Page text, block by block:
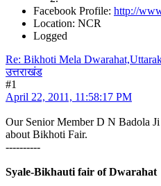
Facebook Profile: http://
Location: NCR
Logged
Re: Bikhoti Mela
उत्तराखंड
#1
April 22, 2011, 11:58:17 PM
Our Senior Member D N Badola
about Bikhoti Fair.
----------
Syale-Bikhauti fair of Dwarahat